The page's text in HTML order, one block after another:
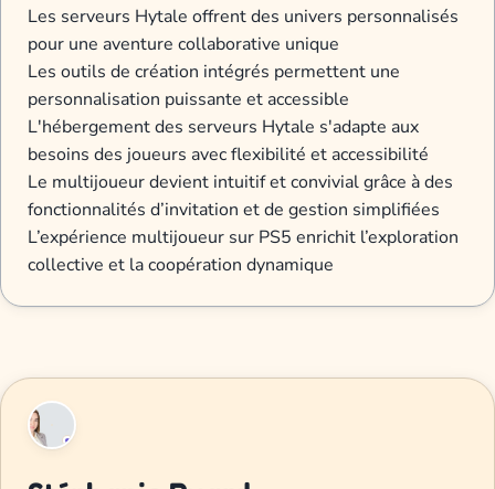
Les serveurs Hytale offrent des univers personnalisés
pour une aventure collaborative unique
Les outils de création intégrés permettent une
personnalisation puissante et accessible
L'hébergement des serveurs Hytale s'adapte aux
besoins des joueurs avec flexibilité et accessibilité
Le multijoueur devient intuitif et convivial grâce à des
fonctionnalités d’invitation et de gestion simplifiées
L’expérience multijoueur sur PS5 enrichit l’exploration
collective et la coopération dynamique